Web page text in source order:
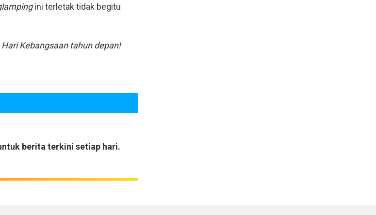
ini terletak tidak begitu
Kebangsaan tahun depan!
berita terkini setiap hari.